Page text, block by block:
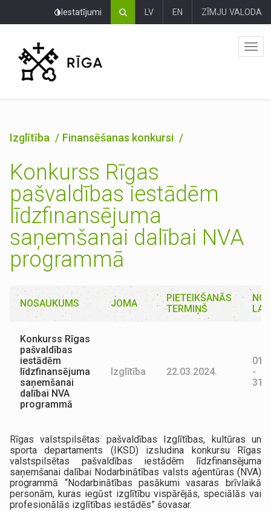
Iestatījumi LV EN ZĪMJU VALODA
Izglītība Finansēšanas konkursi
Konkurss Rīgas
pašvaldības iestādēm
līdzfinansējuma
saņemšanai dalībai NVA
programmā
NOSAUKUMS JOMA
PIETEIKŠANĀS
TERMIŅŠ
Konkurss Rīgas
pašvaldības
iestādēm
līdzfinansējuma
saņemšanai
dalībai NVA
programmā
Izglītība 22.03.2024.
-
Rīgas valstspilsētas pašvaldības Izglītības, kultūras un
sporta departaments (IKSD) izsludina konkursu Rīgas
valstspilsētas pašvaldības iestādēm līdzfinansējuma
saņemšanai dalībai Nodarbinātības valsts aģentūras (NVA)
programmā “Nodarbinātības pasākumi vasaras brīvlaikā
personām, kuras iegūst izglītību vispārējās, speciālās vai
profesionālās izglītības iestādēs” šovasar.